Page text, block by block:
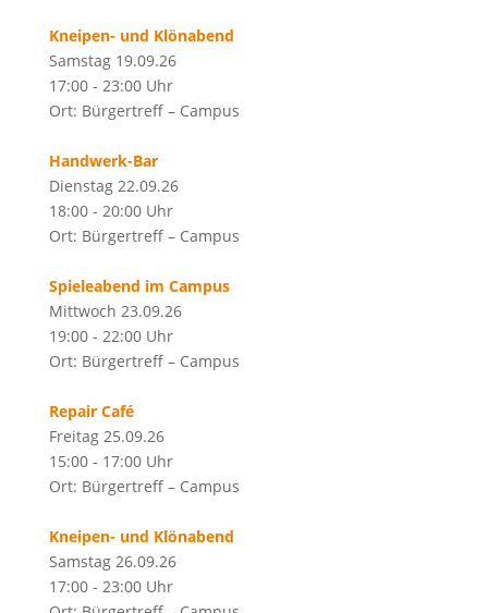
Kneipen- und Klönabend
Samstag 19.09.26
17:00 - 23:00 Uhr
Ort: Bürgertreff – Campus
Handwerk-Bar
Dienstag 22.09.26
18:00 - 20:00 Uhr
Ort: Bürgertreff – Campus
Spieleabend im Campus
Mittwoch 23.09.26
19:00 - 22:00 Uhr
Ort: Bürgertreff – Campus
Repair Café
Freitag 25.09.26
15:00 - 17:00 Uhr
Ort: Bürgertreff – Campus
Kneipen- und Klönabend
Samstag 26.09.26
17:00 - 23:00 Uhr